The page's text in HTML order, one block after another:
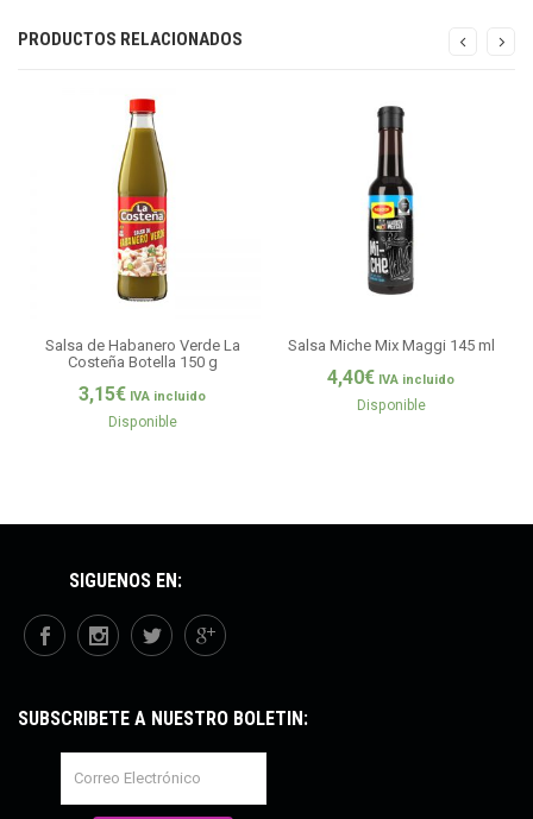
PRODUCTOS RELACIONADOS
Salsa de Habanero Verde La
Costeña Botella 150 g
3,15€ IVA incluido
Disponible
Salsa Miche Mix Maggi 145 ml
4,40€ IVA incluido
Disponible
SÍGUENOS EN:
SUBSCRÍBETE A NUESTRO BOLETÍN: